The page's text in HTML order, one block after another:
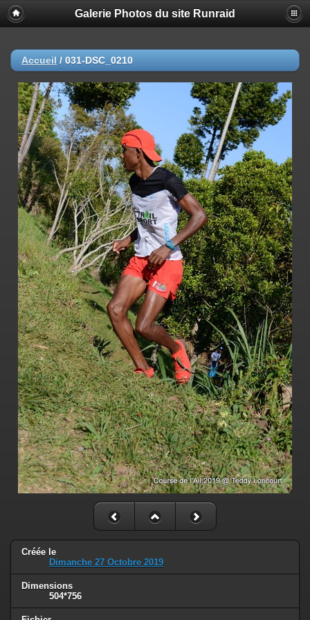
Galerie Photos du site Runraid
Accueil / 031-DSC_0210
Créée le
Dimanche 27 Octobre 2019
Dimensions
504*756